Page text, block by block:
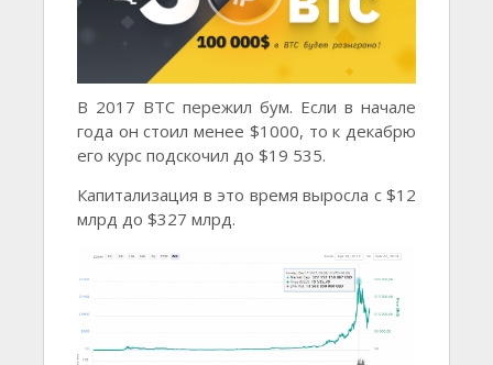
В 2017 BTC пережил бум. Если в начале
года он стоил менее $1000, то к декабрю
его курс подскочил до $19 535.
Капитализация в это время выросла с $12
млрд до $327 млрд.